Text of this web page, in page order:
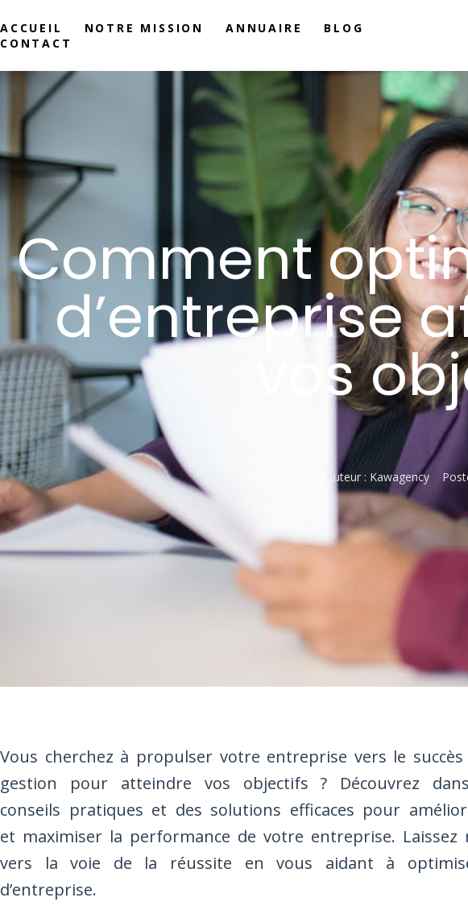
ACCUEIL NOTRE MISSION ANNUAIRE
BLOG
CONTACT
Comment
d’entreprise
vos
Auteur : Kawagency
Vous cherchez à propulser votre entreprise vers le
gestion pour atteindre vos objectifs ? Découvrez
conseils pratiques et des solutions efficaces pour
et maximiser la performance de votre entreprise. Laissez
vers la voie de la réussite en vous aidant à
d’entreprise.